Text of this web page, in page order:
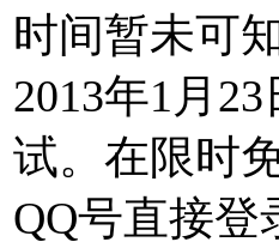
时间暂未可
2013年1月
试。在限时
QQ号直接